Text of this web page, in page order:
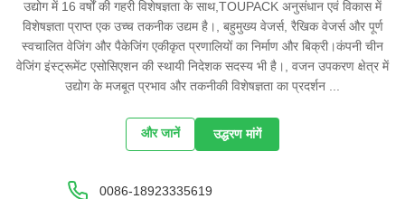
उद्योग में 16 वर्षों की गहरी विशेषज्ञता के साथ,TOUPACK अनुसंधान एवं विकास में
विशेषज्ञता प्राप्त एक उच्च तकनीक उद्यम है।, बहुमुख्य वेजर्स, रैखिक वेजर्स और पूर्ण
स्वचालित वेजिंग और पैकेजिंग एकीकृत प्रणालियों का निर्माण और बिक्री।कंपनी चीन
वेजिंग इंस्ट्रूमेंट एसोसिएशन की स्थायी निदेशक सदस्य भी है।, वजन उपकरण क्षेत्र में
उद्योग के मजबूत प्रभाव और तकनीकी विशेषज्ञता का प्रदर्शन ...
और जानें उद्धरण मांगें
0086-18923335619